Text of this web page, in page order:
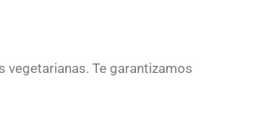
vegetarianas. Te garantizamos